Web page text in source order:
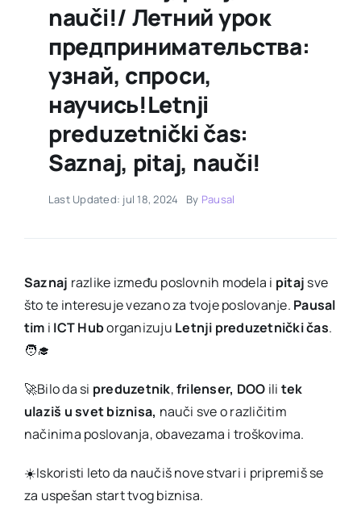
nauči!/ Летний урок
предпринимательства:
узнай, спроси,
научись!Letnji
preduzetnički čas:
Saznaj, pitaj, nauči!
Last Updated: jul 18, 2024 By Pausal
Saznaj razlike između poslovnih modela i pitaj sve
što te interesuje vezano za tvoje poslovanje. Pausal
tim i ICT Huborganizuju Letnji preduzetnički čas.
🧑‍🎓
🚀Bilo da si preduzetnik,frilenser, DOO ili tek
ulaziš u svet biznisa, nauči sve o različitim
načinima poslovanja, obavezama i troškovima.
☀️Iskoristi leto da naučiš nove stvari i pripremiš se
za uspešan start tvog biznisa.